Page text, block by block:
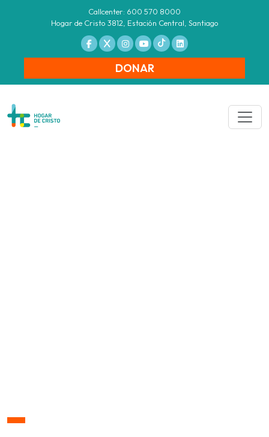
Callcenter: 600 570 8000
Hogar de Cristo 3812, Estación Central, Santiago
DONAR